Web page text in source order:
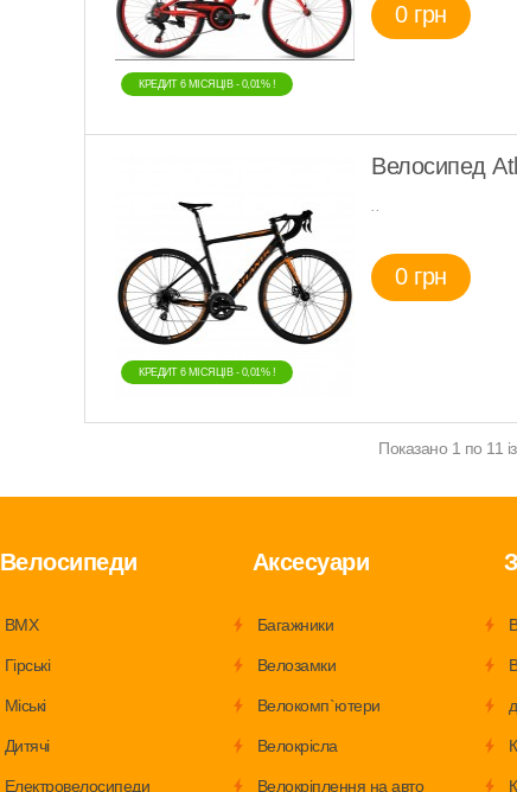
КРЕДИТ 6 МIСЯЦIВ - 0,01% !
0 грн
КРЕДИТ 6 МIСЯЦIВ - 0,01% !
Велосипед
0 грн
Показано 1 по 11
Велосипеди
BMX
Гірські
Міські
Дитячі
Електровелосипеди
Аксесуари
Багажники
Велозамки
Велокомп`ютери
Велокрісла
Велокріплення на авто